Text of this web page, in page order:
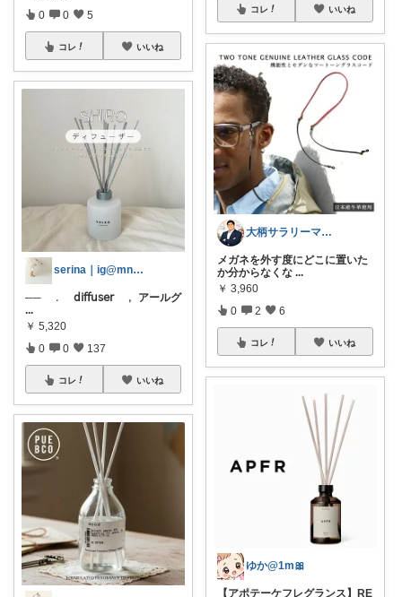
0 0 5
コレ いいね
serina｜ig@mn.cloud__
── ﹒ 𝖽𝗂𝖿𝖿𝗎𝗌𝖾𝗋 ﹐ アールグ
...
￥ 5,320
0 0 137
コレ いいね
コレ いいね
大柄サラリーマンの装い部屋
メガネを外す度にどこに置いた
か分からなくな ...
￥ 3,960
0 2 6
コレ いいね
ゆか@1m🎀
【アポテーケフレグランス】RE